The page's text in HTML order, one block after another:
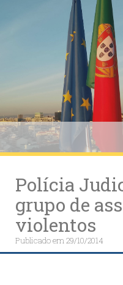
Polícia
grupo de
violentos
Publicado em29/10/2014